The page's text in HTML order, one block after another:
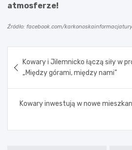
atmosferze!
Źródło: facebook.com/
wpisu
Kowary i Jilemnicko łączą siły w
„Między górami, między nami”
Kowary inwestują w nowe